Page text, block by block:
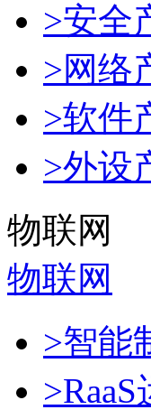
>安全
>网络
>软件
>外设
物联网
物联网
>智能